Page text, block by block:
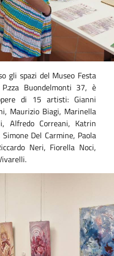
gli spazi del Museo Festa
Buondelmonti 37, è
di 15 artisti: Gianni
Maurizio Biagi, Marinella
Alfredo Correani, Katrin
Del Carmine, Paola
Neri, Fiorella Noci,